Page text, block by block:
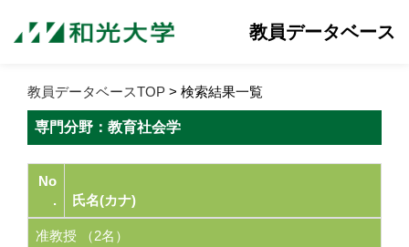
教員データベース
教員データベースTOP > 検索結果一覧
専門分野：教育社会学
No
.
氏名(カナ)
准教授 （2名）